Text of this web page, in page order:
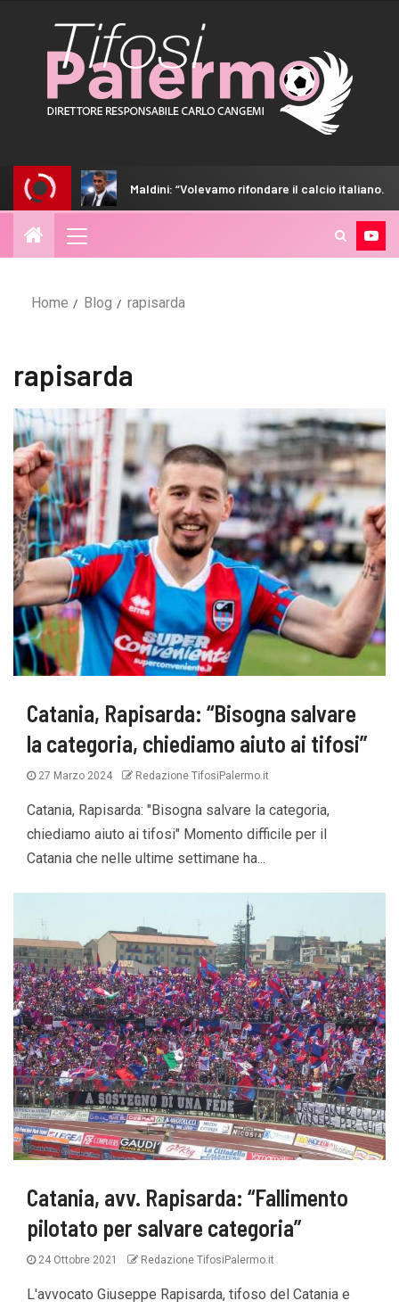
Maldini: “Volevamo rifondare il calcio italiano.
Home Blog rapisarda
rapisarda
Catania, Rapisarda: “Bisogna salvare
la categoria, chiediamo aiuto ai tifosi”
27 Marzo 2024 Redazione TifosiPalermo.it
Catania, Rapisarda: "Bisogna salvare la categoria,
chiediamo aiuto ai tifosi" Momento difficile per il
Catania che nelle ultime settimane ha...
Catania, avv. Rapisarda: “Fallimento
pilotato per salvare categoria”
24 Ottobre 2021 Redazione TifosiPalermo.it
L'avvocato Giuseppe Rapisarda, tifoso del Catania e